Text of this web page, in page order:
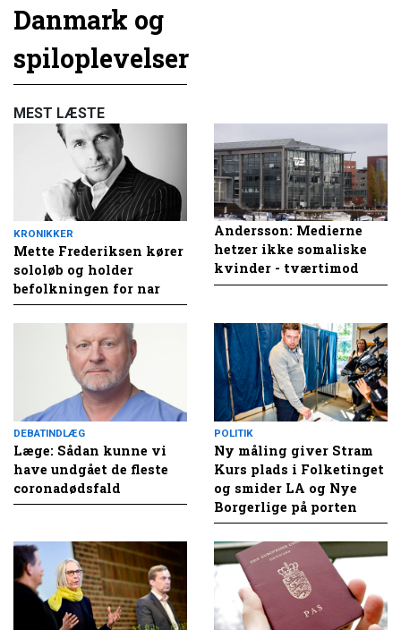
Danmark og
spiloplevelser
MEST LÆSTE
KRONIKKER
Mette Frederiksen kører
sololøb og holder
befolkningen for nar
Andersson: Medierne
hetzer ikke somaliske
kvinder - tværtimod
DEBATINDLÆG
Læge: Sådan kunne vi
have undgået de fleste
coronadødsfald
POLITIK
Ny måling giver Stram
Kurs plads i Folketinget
og smider LA og Nye
Borgerlige på porten